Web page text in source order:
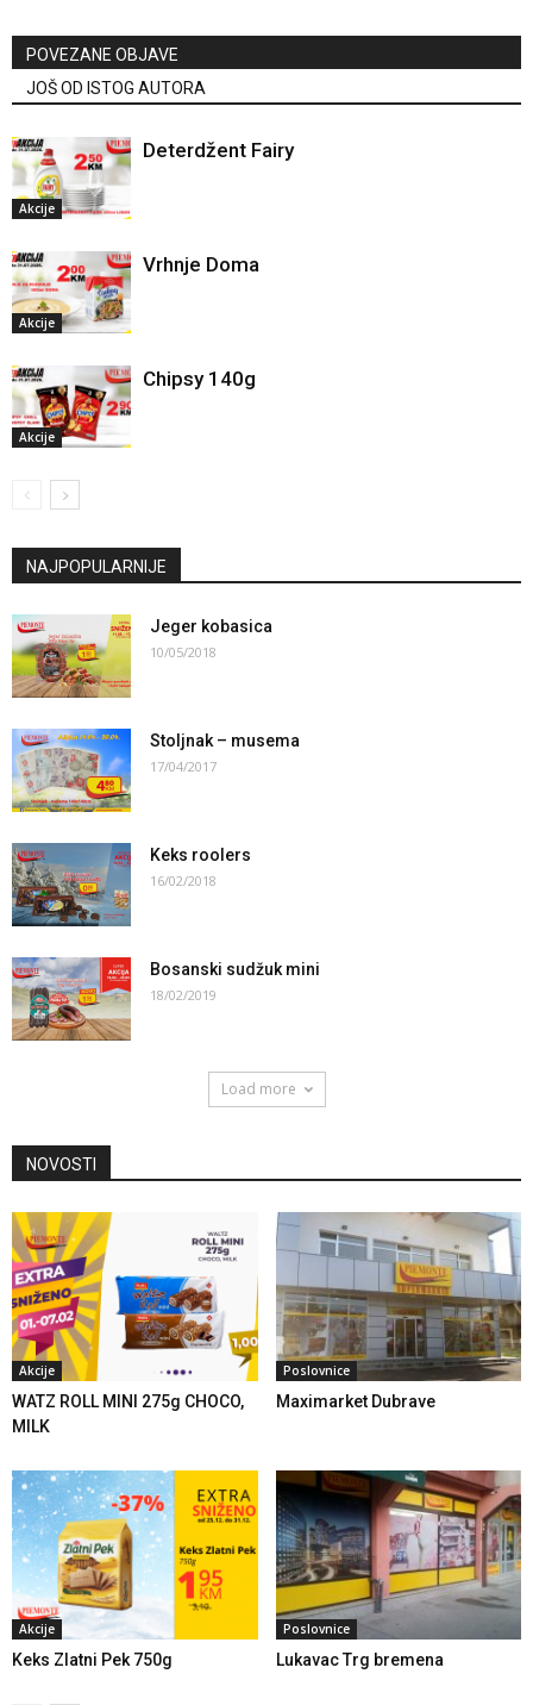
POVEZANE OBJAVE
JOŠ OD ISTOG AUTORA
Akcije
Deterdžent Fairy
Akcije
Vrhnje Doma
Akcije
Chipsy 140g
NAJPOPULARNIJE
Jeger kobasica
10/05/2018
Stoljnak – musema
17/04/2017
Keks roolers
16/02/2018
Bosanski sudžuk mini
18/02/2019
Load more
NOVOSTI
Akcije
WATZ ROLL MINI 275g CHOCO,
MILK
Poslovnice
Maximarket Dubrave
Akcije
Keks Zlatni Pek 750g
Poslovnice
Lukavac Trg bremena